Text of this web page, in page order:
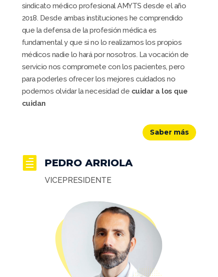
sindicato médico profesional AMYTS desde el año
2018. Desde ambas instituciones he comprendido
que la defensa de la profesión médica es
fundamental y que si no lo realizamos los propios
médicos nadie lo hará por nosotros. La vocación de
servicio nos compromete con los pacientes, pero
para poderles ofrecer los mejores cuidados no
podemos olvidar la necesidad de cuidar a los que
cuidan
Saber más
 PEDRO ARRIOLA
VICEPRESIDENTE